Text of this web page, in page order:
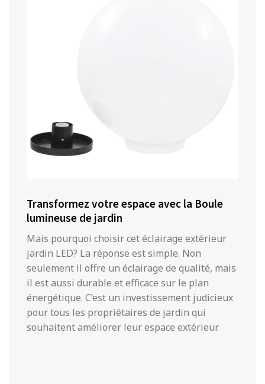
Transformez votre espace avec la Boule
lumineuse de jardin
Mais pourquoi choisir cet éclairage extérieur
jardin LED? La réponse est simple. Non
seulement il offre un éclairage de qualité, mais
il est aussi durable et efficace sur le plan
énergétique. C’est un investissement judicieux
pour tous les propriétaires de jardin qui
souhaitent améliorer leur espace extérieur.